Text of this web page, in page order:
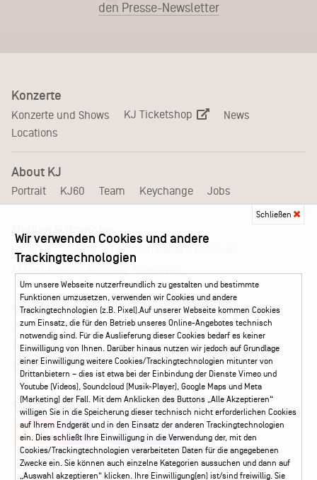
den Presse-Newsletter
Konzerte
Konzerte und Shows KJ Ticketshop
News
Locations
About KJ
Portrait KJ60 Team Keychange Jobs
Medien & Branche
Booking Presse
Service
Kontakt Leichte Sprache
FAQ / Hilfe
Ticketshop Hamburg
Gutscheine
Callback-Service
Ticketservice 040 - 413 22 60
Social Media
Instagram Facebook
Schließen
Wir verwenden Cookies und andere
Trackingtechnologien
Um unsere Webseite nutzerfreundlich zu gestalten und bestimmte
Funktionen umzusetzen, verwenden wir Cookies und andere
Trackingtechnologien (z.B. Pixel).Auf unserer Webseite kommen Cookies
zum Einsatz, die für den Betrieb unseres Online-Angebotes technisch
notwendig sind. Für die Auslieferung dieser Cookies bedarf es keiner
Einwilligung von Ihnen. Darüber hinaus nutzen wir jedoch auf Grundlage
einer Einwilligung weitere Cookies/Trackingtechnologien mitunter von
Drittanbietern – dies ist etwa bei der Einbindung der Dienste Vimeo und
Youtube (Videos), Soundcloud (Musik-Player), Google Maps und Meta
(Marketing) der Fall. Mit dem Anklicken des Buttons „Alle Akzeptieren“
willigen Sie in die Speicherung dieser technisch nicht erforderlichen Cookies
auf Ihrem Endgerät und in den Einsatz der anderen Trackingtechnologien
ein. Dies schließt Ihre Einwilligung in die Verwendung der, mit den
Cookies/Trackingtechnologien verarbeiteten Daten für die angegebenen
Zwecke ein. Sie können auch einzelne Kategorien aussuchen und dann auf
„Auswahl akzeptieren“ klicken. Ihre Einwilligung(en) ist/sind freiwillig. Sie